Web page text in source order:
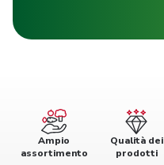
Ampio
assortimento
Qualità dei
prodotti